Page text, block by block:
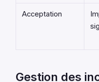
Acceptation
Gestion des